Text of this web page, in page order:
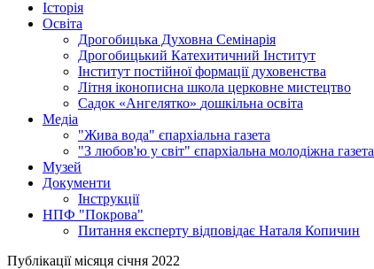
Історія
Освіта
Дрогобицька Духовна Семінарія
Дрогобицький Катехитичний Інститут
Інститут постійної формації духовенства
Літня іконописна школа церковне мистецтво
Садок «Ангелятко» дошкільна освіта
Медіа
"Жива вода" єпархіальна газета
"З любов'ю у світ" єпархіальна молодіжна газета
Музей
Документи
Інструкції
НПФ "Покрова"
Питання експерту відповідає Наталя Копичин
Публікації місяця січня 2022